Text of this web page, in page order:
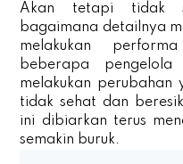
Akan tetapi tidak
bagaimana detailnya
melakukan
beberapa
melakukan perubahan
tidak sehat dan
ini dibiarkan terus
semakin buruk.